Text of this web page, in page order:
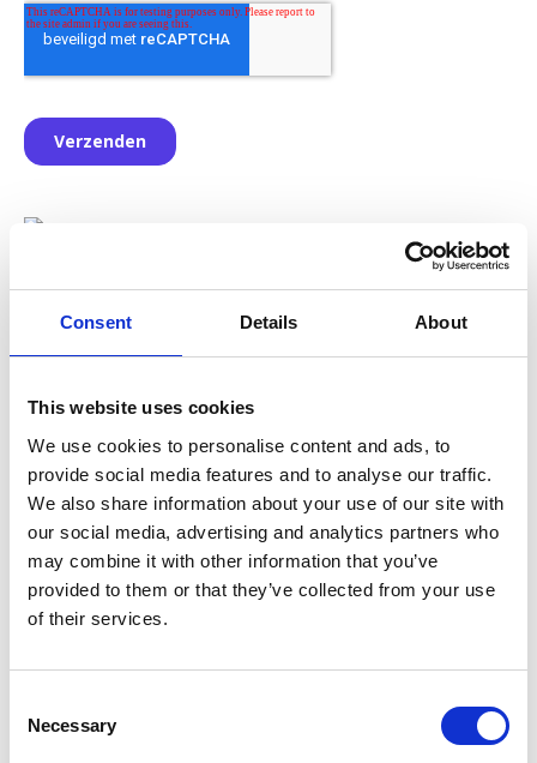
Consent Details About
This website uses cookies
We use cookies to personalise content and ads, to
provide social media features and to analyse our traffic.
We also share information about your use of our site with
our social media, advertising and analytics partners who
may combine it with other information that you’ve
provided to them or that they’ve collected from your use
of their services.
Selection
Necessary
Onze locaties
3447 GM Woerden, Nederland
+31 348 489600 - info@pro4all.nl, administratie@pro4all.nl
STA Software, Scheiweg 26, 5421 XL Gemert, Nederland
+31 40 3046 017 - info@stasoftware.nl
VeiligWerk, Leeuwenveldseweg 14f, 1382 LX Weesp,
Nederland
PAVE, Kühbachstraße 7, 81543 München, Duitsland